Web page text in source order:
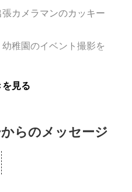
カメラマンのカッキー
稚園のイベント撮影を
活動しております。
見る
らのメッセージ